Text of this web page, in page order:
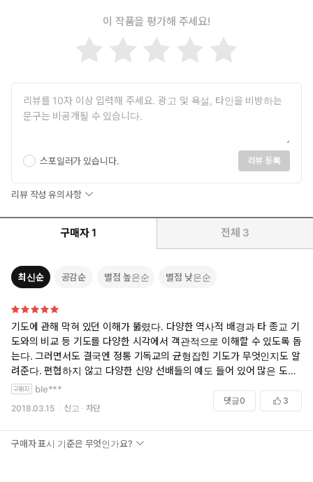
이 작품을 평가해 주세요!
스포일러가 있습니다. 리뷰 등록
리뷰 작성 유의사항
구매자 1 전체 3
최신순 공감순 별점 높은순 별점 낮은순
기도에 관해 막혀 있던 이해가 뚫렸다. 다양한 역사적 배경과 타 종교 기
도와의 비교 등 기도를 다양한 시각에서 객관적으로 이해할 수 있도록 돕
는다. 그러면서도 결국엔 정통 기독교의 균형잡힌 기도가 무엇인지도 알
려준다. 편협하지 않고 다양한 신앙 선배들의 예도 들어 있어 많은 도움이
되었다.ble***
2018.03.15 신고 차단
댓글0 3
구매자 표시 기준은 무엇인가요?